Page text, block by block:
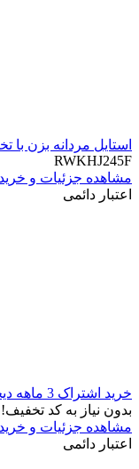
استایل مردانه بزن با تخفیف 200 هزار تومانی
RWKHJ245F
مشاهده جزئیات و خرید
اعتبار دائمی
خرید اشتراک 3 ماهه دیجی پلاس با 42% تخفیف
بدون نیاز به کد تخفیف!
مشاهده جزئیات و خرید
اعتبار دائمی